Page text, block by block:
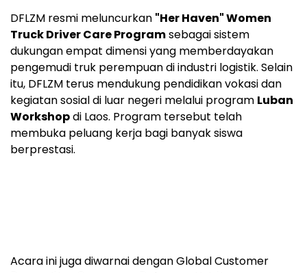
DFLZM resmi meluncurkan "Her Haven" Women
Truck Driver Care Programsebagai sistem
dukungan empat dimensi yang memberdayakan
pengemudi truk perempuan di industri logistik. Selain
itu, DFLZM terus mendukung pendidikan vokasi dan
kegiatan sosial di luar negeri melalui program Luban
Workshopdi Laos. Program tersebut telah
membuka peluang kerja bagi banyak siswa
berprestasi.
Acara ini juga diwarnai dengan Global Customer